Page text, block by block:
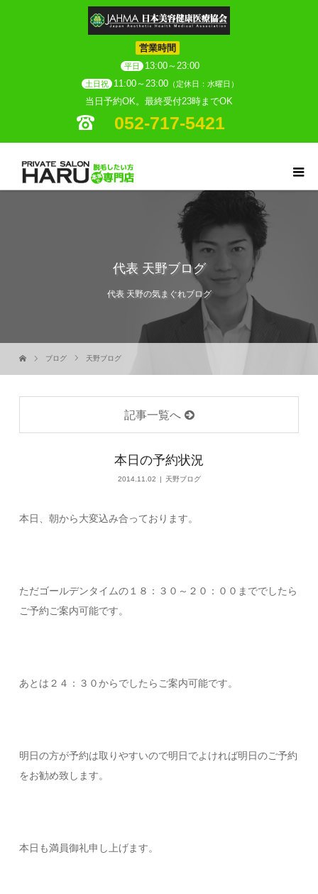
営業時間
平日 13:00～23:00
土日祝 11:00～23:00 （定休日：水曜日）
当日予約OK。最終受付23時までOK
052-717-5421
代表 天野ブログ
代表 天野の気まぐれブログ
ブログ 天野ブログ
記事一覧へ
本日の予約状況
2014.11.02 天野ブログ
本日、朝から大変込み合っております。
ただゴールデンタイムの１８：３０～２０：００まででしたら
ご予約ご案内可能です。
あとは２４：３０からでしたらご案内可能です。
明日の方が予約は取りやすいので明日でよければ明日のご予約
をお勧め致します。
本日も満員御礼申し上げます。